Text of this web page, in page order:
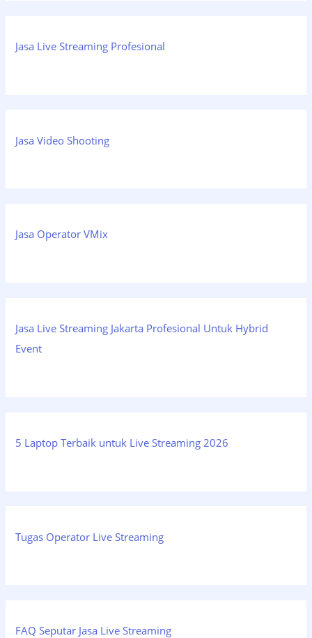
Jasa Live Streaming Profesional
Jasa Video Shooting
Jasa Operator VMix
Jasa Live Streaming Jakarta Profesional Untuk Hybrid
Event
5 Laptop Terbaik untuk Live Streaming 2026
Tugas Operator Live Streaming
FAQ Seputar Jasa Live Streaming